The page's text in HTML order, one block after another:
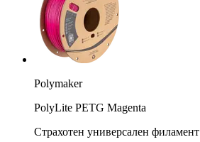
Polymaker
PolyLite PETG Magenta
Страхотен универсален